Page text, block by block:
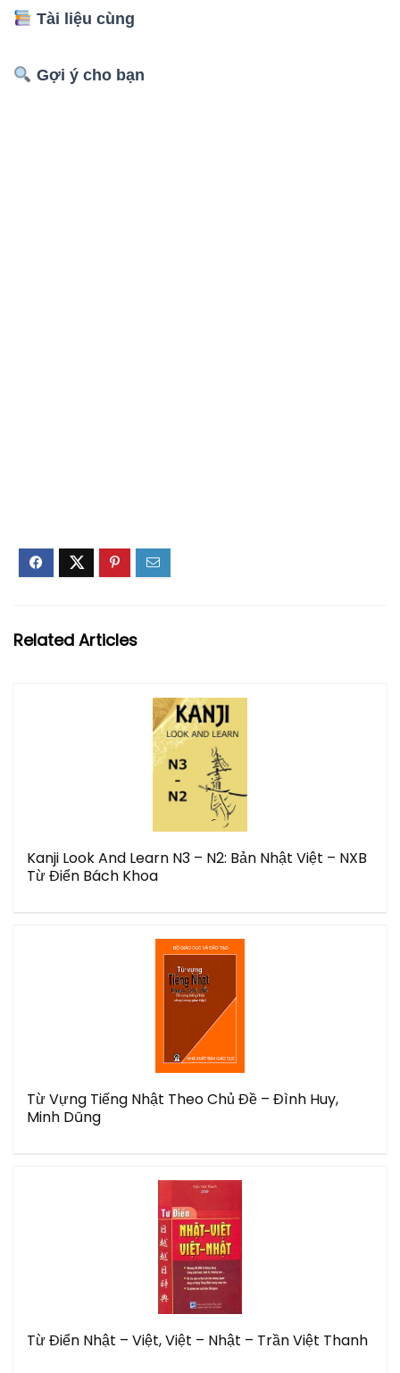
Tài liệu cùng
Gợi ý cho bạn
Related Articles
Kanji Look And Learn N3 – N2: Bản Nhật Việt – NXB
Từ Điển Bách Khoa
Từ Vựng Tiếng Nhật Theo Chủ Đề – Đình Huy,
Minh Dũng
Từ Điển Nhật – Việt, Việt – Nhật – Trần Việt Thanh